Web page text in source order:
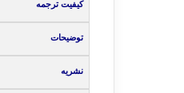
کیفیت ترجمه
توضیحات
نشریه